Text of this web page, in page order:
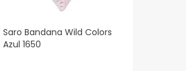
Saro Bandana Wild Colors
Azul 1650